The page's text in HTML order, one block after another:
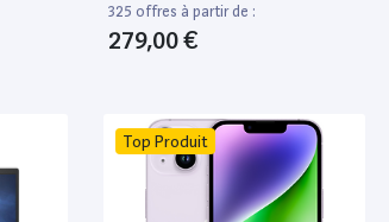
325 offres à partir de :
279,00 €
Top Produit